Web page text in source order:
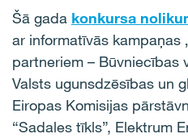
Šā gada konkursa
ar informatīvās kampaņas
partneriem – Būvniecības
Valsts ugunsdzēsības un
Eiropas Komisijas
“Sadales tīkls”, Elektrum